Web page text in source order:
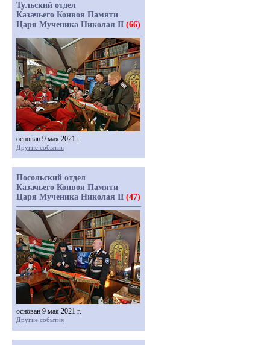
Тульский отдел
Казачьего Конвоя Памяти
Царя Мученика Николая II (66)
основан 9 мая 2021 г.
Другие события
Посольский отдел
Казачьего Конвоя Памяти
Царя Мученика Николая II (47)
основан 9 мая 2021 г.
Другие события